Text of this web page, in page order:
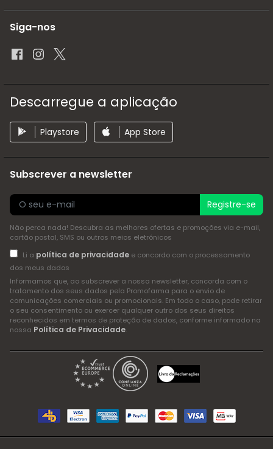
Siga-nos
Descarregue a aplicação
Playstore App Store
Subscrever a newsletter
Registre-se
Não perca nada! Descubra as melhores ofertas e promoções via e-mail,
cartão postal, SMS ou outros meios eletrónicos
Li a política de privacidadee concordo com o processamento
dos meus dados
Informamos que, ao subscrever a nossa newsletter, concorda com o
tratamento dos seus dados pela Promofarma para o envio de
comunicações comerciais ou promocionais. Em todo o caso, pode retirar
o seu consentimento ou exercer qualquer outro dos seus direitos
reconhecidos em termos de proteção de dados, conforme informado na
nossa Política de Privacidade.